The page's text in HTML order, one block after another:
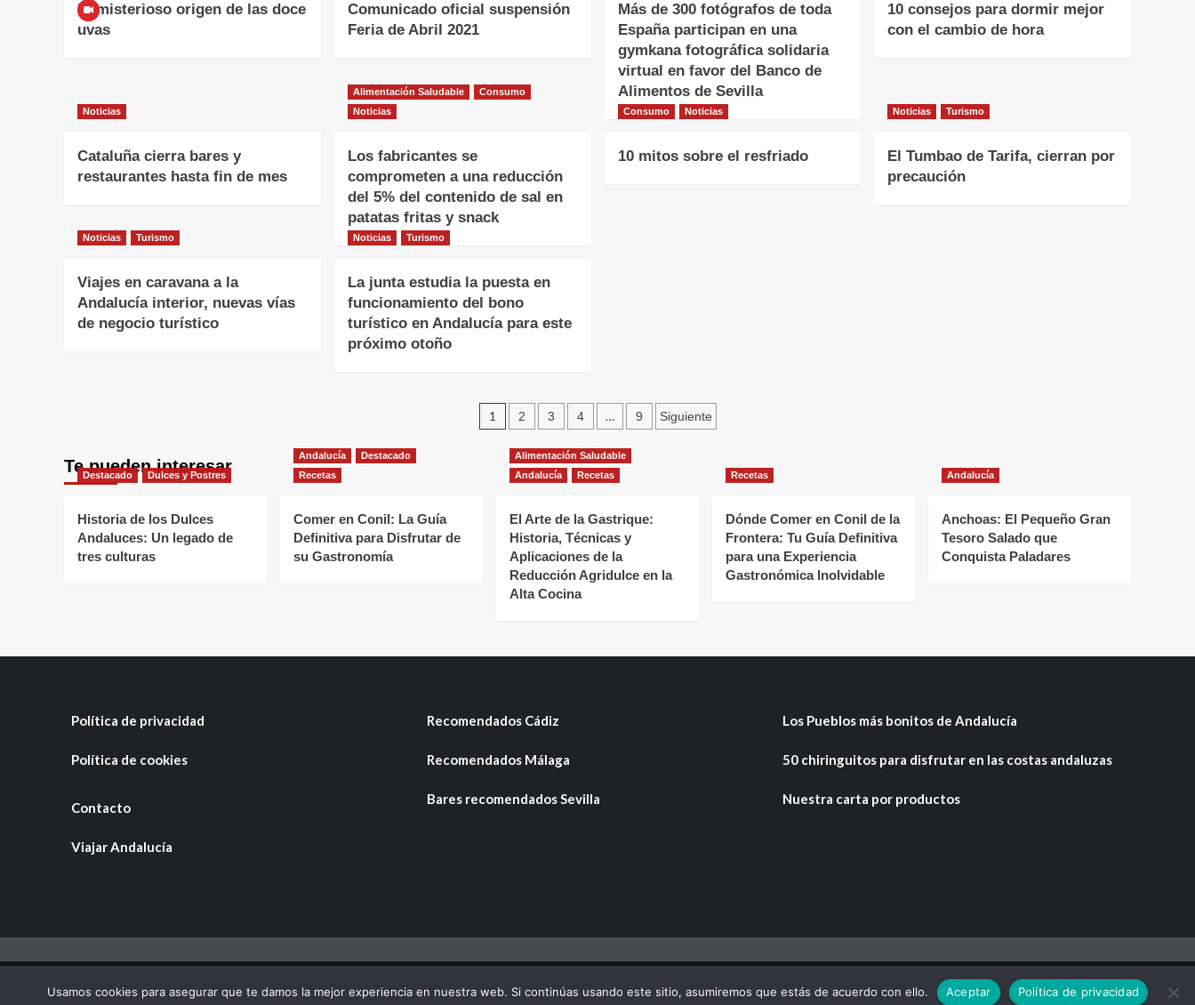
El misterioso origen de las doce
uvas
Comunicado oficial suspensión
Feria de Abril 2021
Más de 300 fotógrafos de toda
España participan en una
gymkana fotográfica solidaria
virtual en favor del Banco de
Alimentos de Sevilla
10 consejos para dormir mejor
con el cambio de hora
Noticias
Cataluña cierra bares y
restaurantes hasta fin de mes
Alimentación Saludable
Consumo
Noticias
Los fabricantes se
comprometen a una reducción
del 5% del contenido de sal en
patatas fritas y snack
Consumo Noticias
10 mitos sobre el resfriado
Noticias Turismo
El Tumbao de Tarifa, cierran por
precaución
Noticias Turismo
Viajes en caravana a la
Andalucía interior, nuevas vías
de negocio turístico
Noticias Turismo
La junta estudia la puesta en
funcionamiento del bono
turístico en Andalucía para este
próximo otoño
Paginación
entradas
1 2 3 4 … 9 Siguiente
Te pueden interesar
Destacado Dulces y Postres
Historia de los Dulces
Andaluces: Un legado de
tres culturas
Andalucía
Destacado
Recetas
Comer en Conil: La Guía
Definitiva para Disfrutar de
su Gastronomía
Alimentación Saludable
Andalucía
Recetas
El Arte de la Gastrique:
Historia, Técnicas y
Aplicaciones de la
Reducción Agridulce en la
Alta Cocina
Recetas
Dónde Comer en Conil de la
Frontera: Tu Guía Definitiva
para una Experiencia
Gastronómica Inolvidable
Andalucía
Anchoas: El Pequeño Gran
Tesoro Salado que
Conquista Paladares
Política de privacidad
Política de cookies
Contacto
Viajar Andalucía
Recomendados Cádiz
Recomendados Málaga
Bares recomendados Sevilla
Los Pueblos más bonitos de Andalucía
50 chiringuitos para disfrutar en las costas andaluzas
Nuestra carta por productos
Copyright © Todos los derechos reservados.| CoverNewspor AF themes.
Usamos cookies para asegurar que te damos la mejor experiencia en nuestra web. Si continúas usando este sitio, asumiremos que estás de acuerdo con ello. Aceptar Política de privacidad